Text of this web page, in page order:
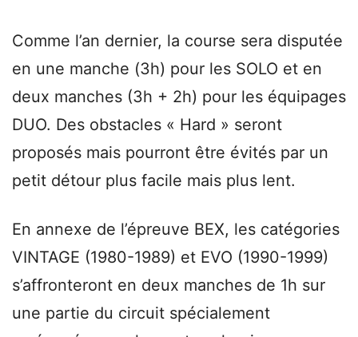
Comme l’an dernier, la course sera disputée
en une manche (3h) pour les SOLO et en
deux manches (3h + 2h) pour les équipages
DUO. Des obstacles « Hard » seront
proposés mais pourront être évités par un
petit détour plus facile mais plus lent.
En annexe de l’épreuve BEX, les catégories
VINTAGE (1980-1989) et EVO (1990-1999)
s’affronteront en deux manches de 1h sur
une partie du circuit spécialement